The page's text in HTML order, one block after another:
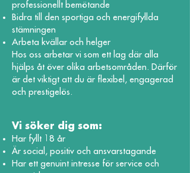
professionellt bemötande
Bidra till den sportiga och energifyllda
stämningen
Arbeta kvällar och helger
Hos oss arbetar vi som ett lag där alla
hjälps åt över olika arbetsområden. Därför
är det viktigt att du är flexibel, engagerad
och prestigelös.
Vi söker dig som:
Har fyllt 18 år
Är social, positiv och ansvarstagande
Har ett genuint intresse för service och